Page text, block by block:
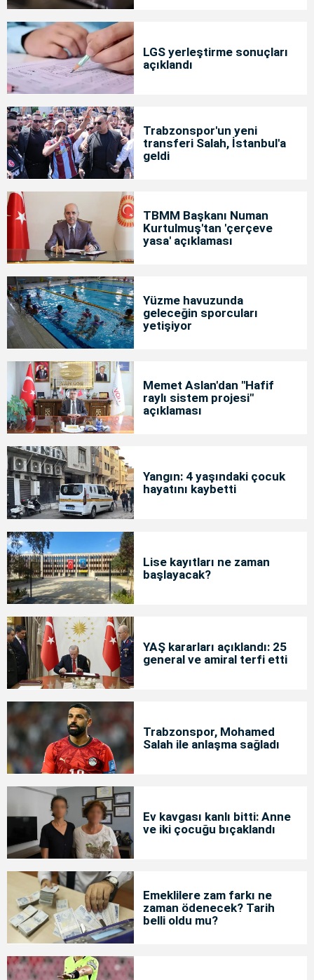
LGS yerleştirme sonuçları
açıklandı
Trabzonspor'un yeni
transferi Salah, İstanbul'a
geldi
TBMM Başkanı Numan
Kurtulmuş'tan 'çerçeve
yasa' açıklaması
Yüzme havuzunda
geleceğin sporcuları
yetişiyor
Memet Aslan'dan "Hafif
raylı sistem projesi"
açıklaması
Yangın: 4 yaşındaki çocuk
hayatını kaybetti
Lise kayıtları ne zaman
başlayacak?
YAŞ kararları açıklandı: 25
general ve amiral terfi etti
Trabzonspor, Mohamed
Salah ile anlaşma sağladı
Ev kavgası kanlı bitti: Anne
ve iki çocuğu bıçaklandı
Emeklilere zam farkı ne
zaman ödenecek? Tarih
belli oldu mu?